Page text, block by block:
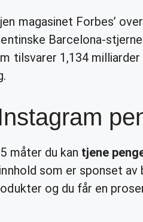
magasinet Forbes’
Barcelona-
tilsvarer 1,134 milliarder
måter du kan tjene
som er sponset
og du får en